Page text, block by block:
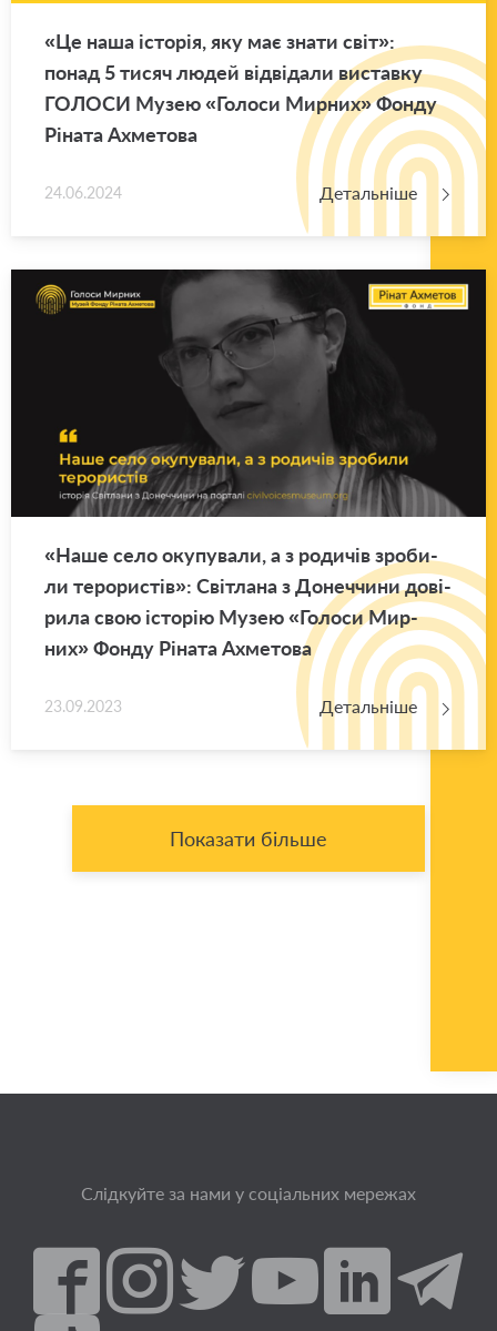
«Це наша істо­рія, яку має знати світ»:
понад 5 тисяч людей від­ві­да­ли ви­став­ку
ГО­ЛО­СИ Музею «Го­ло­си Мир­них» Фонду
Рі­на­та Ахме­то­ва
24.06.2024 Детальніше
«Наше село оку­пу­ва­ли, а з ро­ди­чів зро­би­
ли те­ро­ри­стів»: Сві­тла­на з До­неч­чи­ни до­ві­
ри­ла свою істо­рію Музею «Го­ло­си Мир­
них» Фонду Рі­на­та Ахме­то­ва
23.09.2023 Детальніше
Показати більше
Слідкуйте за нами у соціальних мережах